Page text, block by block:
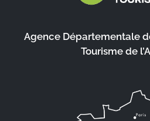
Agence Départementale
Tourisme de